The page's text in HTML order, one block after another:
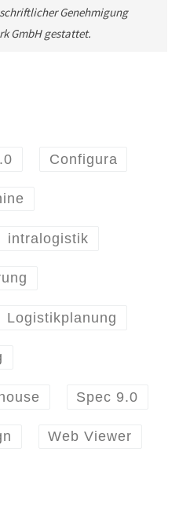
Genehmigung
GmbH gestattet.
Configura
intralogistik
Logistikplanung
Spec 9.0
Web Viewer